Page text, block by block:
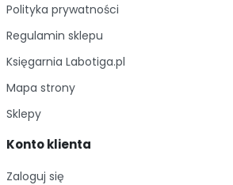
Polityka prywatności
Regulamin sklepu
Księgarnia Labotiga.pl
Mapa strony
Sklepy
Konto klienta
Zaloguj się